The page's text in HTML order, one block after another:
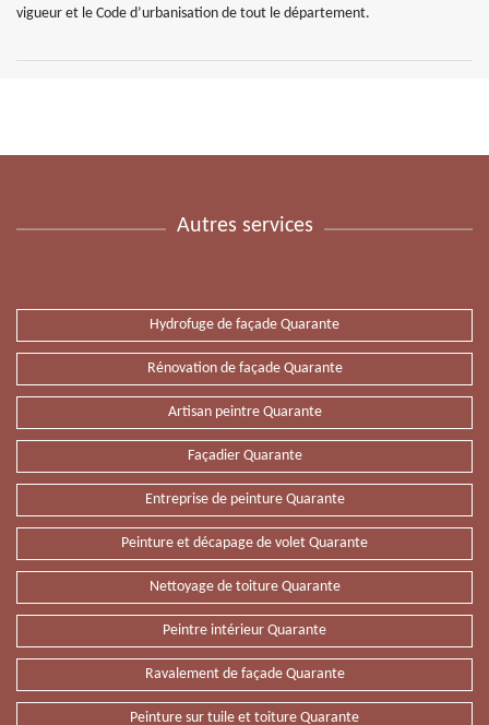
vigueur et le Code d’urbanisation de tout le département.
Autres services
Hydrofuge de façade Quarante
Rénovation de façade Quarante
Artisan peintre Quarante
Façadier Quarante
Entreprise de peinture Quarante
Peinture et décapage de volet Quarante
Nettoyage de toiture Quarante
Peintre intérieur Quarante
Ravalement de façade Quarante
Peinture sur tuile et toiture Quarante